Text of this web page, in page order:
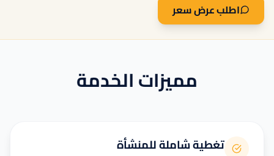
اطلب عرض سعر
مميزات الخدمة
تغطية شاملة للمنشأة